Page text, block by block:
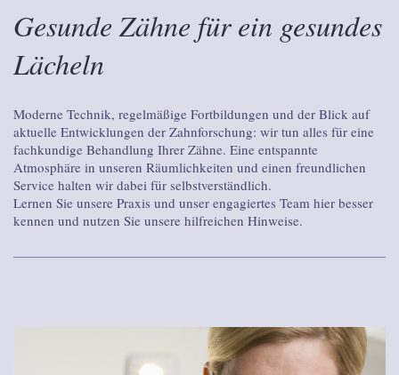
Gesunde Zähne für ein gesundes
Lächeln
Moderne Technik, regelmäßige Fortbildungen und der Blick auf
aktuelle Entwicklungen der Zahnforschung: wir tun alles für eine
fachkundige Behandlung Ihrer Zähne. Eine entspannte
Atmosphäre in unseren Räumlichkeiten und einen freundlichen
Service halten wir dabei für selbstverständlich.
Lernen Sie unsere Praxis und unser engagiertes Team hier besser
kennen und nutzen Sie unsere hilfreichen Hinweise.